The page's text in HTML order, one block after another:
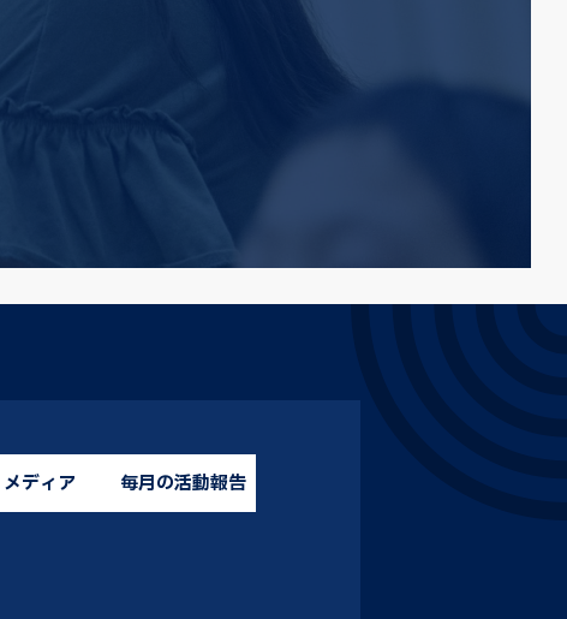
メディア 毎月の活動報告